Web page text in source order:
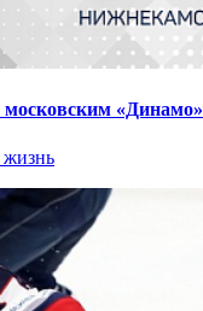
московским «Динамо»